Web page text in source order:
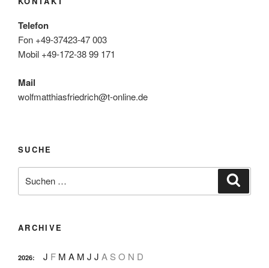
Telefon
Fon +49-37423-47 003
Mobil +49-172-38 99 171
Mail
wolfmatthiasfriedrich@t-online.de
SUCHE
nach:
ARCHIVE
2026: J F M A M J J A S O N D